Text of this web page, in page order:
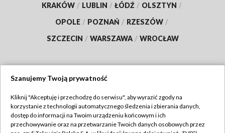
KRAKÓW / LUBLIN / ŁÓDŹ / OLSZTYN /
OPOLE / POZNAŃ / RZESZÓW /
SZCZECIN / WARSZAWA / WROCŁAW
TVP
Abonament TVP
Regulamin TVP
Szanujemy Twoją prywatność
Kliknij "Akceptuję i przechodzę do serwisu", aby wyrazić zgody na
korzystanie z technologii automatycznego śledzenia i zbierania danych,
dostęp do informacji na Twoim urządzeniu końcowym i ich
przechowywanie oraz na przetwarzanie Twoich danych osobowych przez